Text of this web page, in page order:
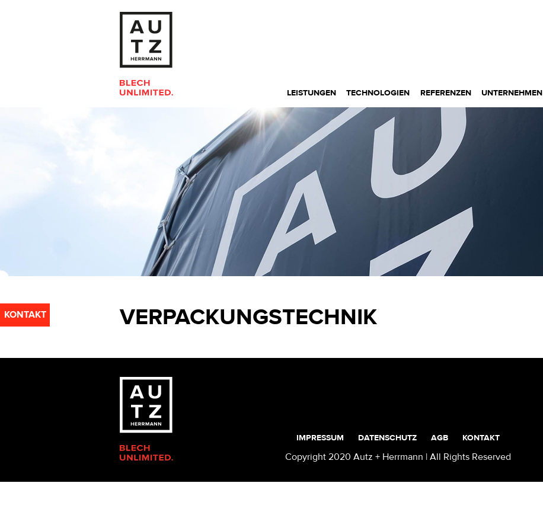
LEISTUNGEN TECHNOLOGIEN REFERENZEN UNTERNEHMEN
VERPACKUNGSTECHNIK
KONTAKT
IMPRESSUM DATENSCHUTZ AGB KONTAKT
Copyright 2020 Autz + Herrmann | All Rights Reserved